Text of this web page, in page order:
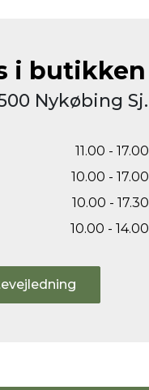
i butikken
Nykøbing Sj.
11.00 - 17.00
10.00 - 17.00
10.00 - 17.30
10.00 - 14.00